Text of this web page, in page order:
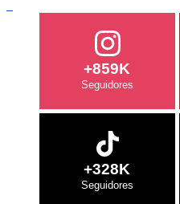
+859K
+328K